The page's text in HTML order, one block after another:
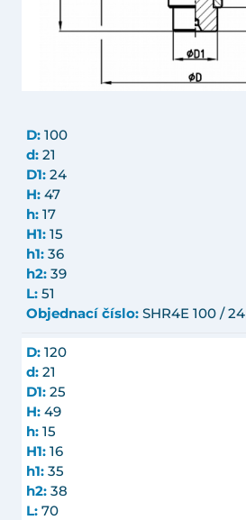
D: 100
d: 21
D1: 24
H: 47
h: 17
H1: 15
h1: 36
h2: 39
L: 51
Objednací číslo: SHR4E 100 / 24
D: 120
d: 21
D1: 25
H: 49
h: 15
H1: 16
h1: 35
h2: 38
L: 70